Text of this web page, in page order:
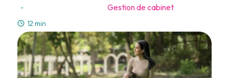
- Gestion de cabinet
12 min